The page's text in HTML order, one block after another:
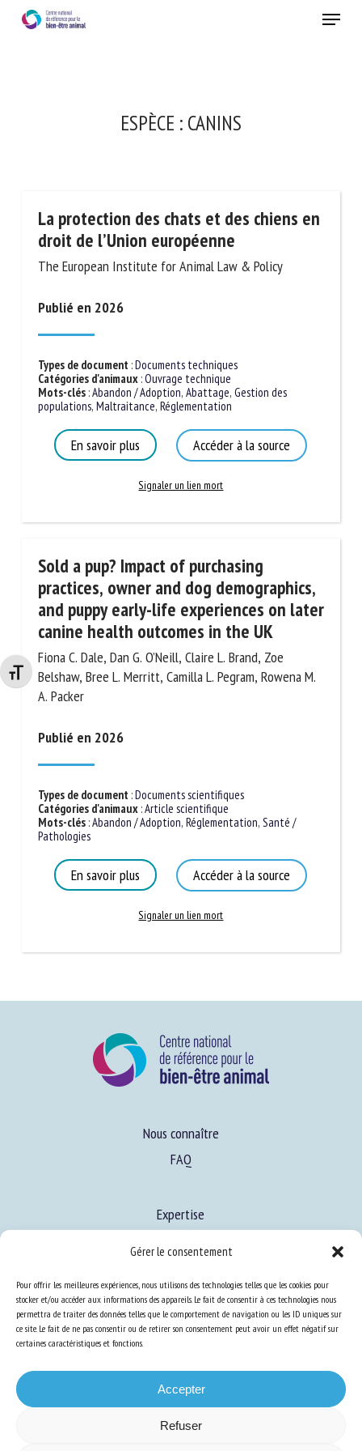
Gérer le consentement
Pour offrir les meilleures expériences, nous utilisons des technologies telles que les cookies pour
stocker et/ou accéder aux informations des appareils. Le fait de consentir à ces technologies nous
permettra de traiter des données telles que le comportement de navigation ou les ID uniques sur
ce site. Le fait de ne pas consentir ou de retirer son consentement peut avoir un effet négatif sur
certaines caractéristiques et fonctions.
Accepter
Refuser
Changer la taille de la police
Menu
ESPÈCE : CANINS
La protection des chats et des chiens en
droit de l’Union européenne
The European Institute for Animal Law & Policy
Publié en 2026
Types de document :Documents techniques
Catégories d'animaux:Ouvrage technique
Mots-clés:Abandon / Adoption, Abattage, Gestion des
populations, Maltraitance, Réglementation
En savoir plus Accéder à la source
Signaler un lien mort
Sold a pup? Impact of purchasing
practices, owner and dog demographics,
and puppy early-life experiences on later
canine health outcomes in the UK
Fiona C. Dale, Dan G. O’Neill, Claire L. Brand, Zoe
Belshaw, Bree L. Merritt, Camilla L. Pegram, Rowena M.
A. Packer
Publié en 2026
Types de document :Documents scientifiques
Catégories d'animaux:Article scientifique
Mots-clés:Abandon / Adoption, Réglementation, Santé /
Pathologies
En savoir plus Accéder à la source
Signaler un lien mort
Nous connaître
FAQ
Expertise
Ressources